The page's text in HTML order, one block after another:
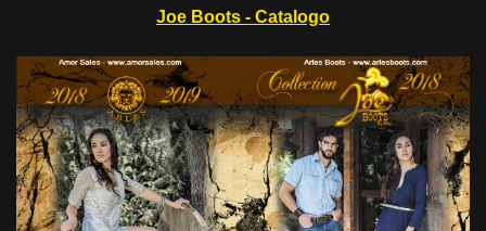
Joe Boots - Catalogo